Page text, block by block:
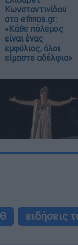
Κωνσταντινίδου
στο ethnos.gr:
«Κάθε πόλεμος
είναι ένας
εμφύλιος, όλοι
είμαστε αδέλφια»
ειδήσεις